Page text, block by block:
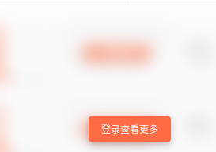
登录查看更多